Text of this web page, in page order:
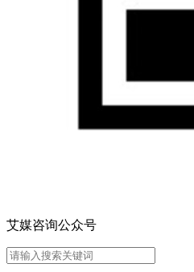
艾媒咨询公众号